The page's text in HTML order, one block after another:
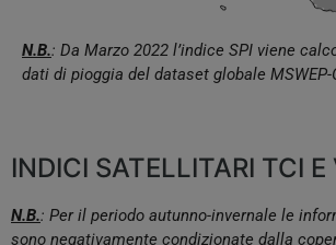
N.B.: Da Marzo 2022 l’indice SPI viene
dati di pioggia del dataset globale MSWEP-
INDICI SATELLITARI TCI E
N.B.: Per il periodo autunno-invernale le
sono negativamente condizionate dalla